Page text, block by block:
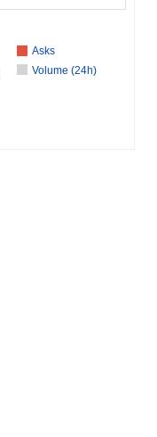
Asks
Volume (24h)